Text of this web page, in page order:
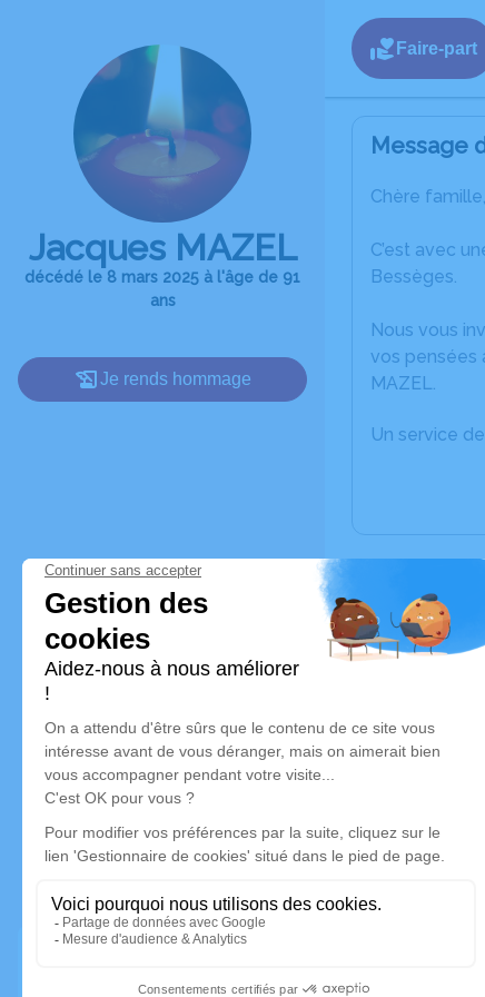
Jacques MAZEL
décédé le 8 mars 2025 à l'âge de 91
ans
Je rends hommage
Faire-part
Message
Chère
C’est avec
Bessèges.
Nous vous
vos pensées
MAZEL.
Un service
Déroulé